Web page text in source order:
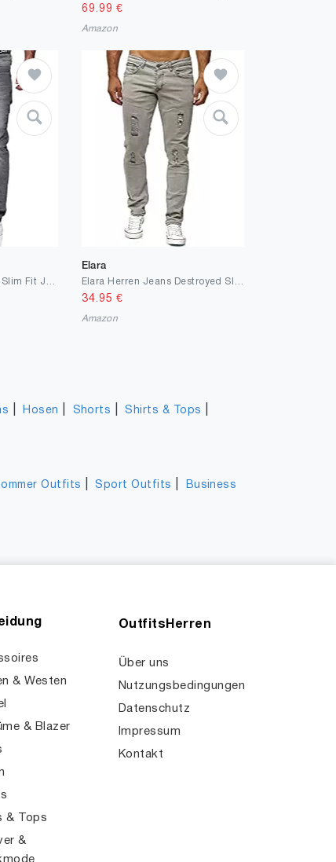
69.99 €
Amazon
Elara
34.95 €
Amazon
Hosen Shorts |Shirts & Tops
Outfits |Sport Outfits
Business
& Westen
& Blazer
& Tops
&
OutfitsHerren
Über uns
Nutzungsbedingungen
Datenschutz
Impressum
Kontakt